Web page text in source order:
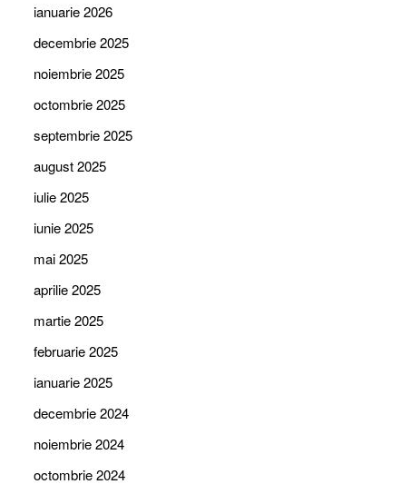
ianuarie 2026
decembrie 2025
noiembrie 2025
octombrie 2025
septembrie 2025
august 2025
iulie 2025
iunie 2025
mai 2025
aprilie 2025
martie 2025
februarie 2025
ianuarie 2025
decembrie 2024
noiembrie 2024
octombrie 2024